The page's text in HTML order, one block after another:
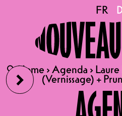
›
FR
🔍Home ›Agenda ›
(Vernissage) +
FR
🔍Home ›Agenda ›
(Vernissage) +
Laure
Hunziker
Prune